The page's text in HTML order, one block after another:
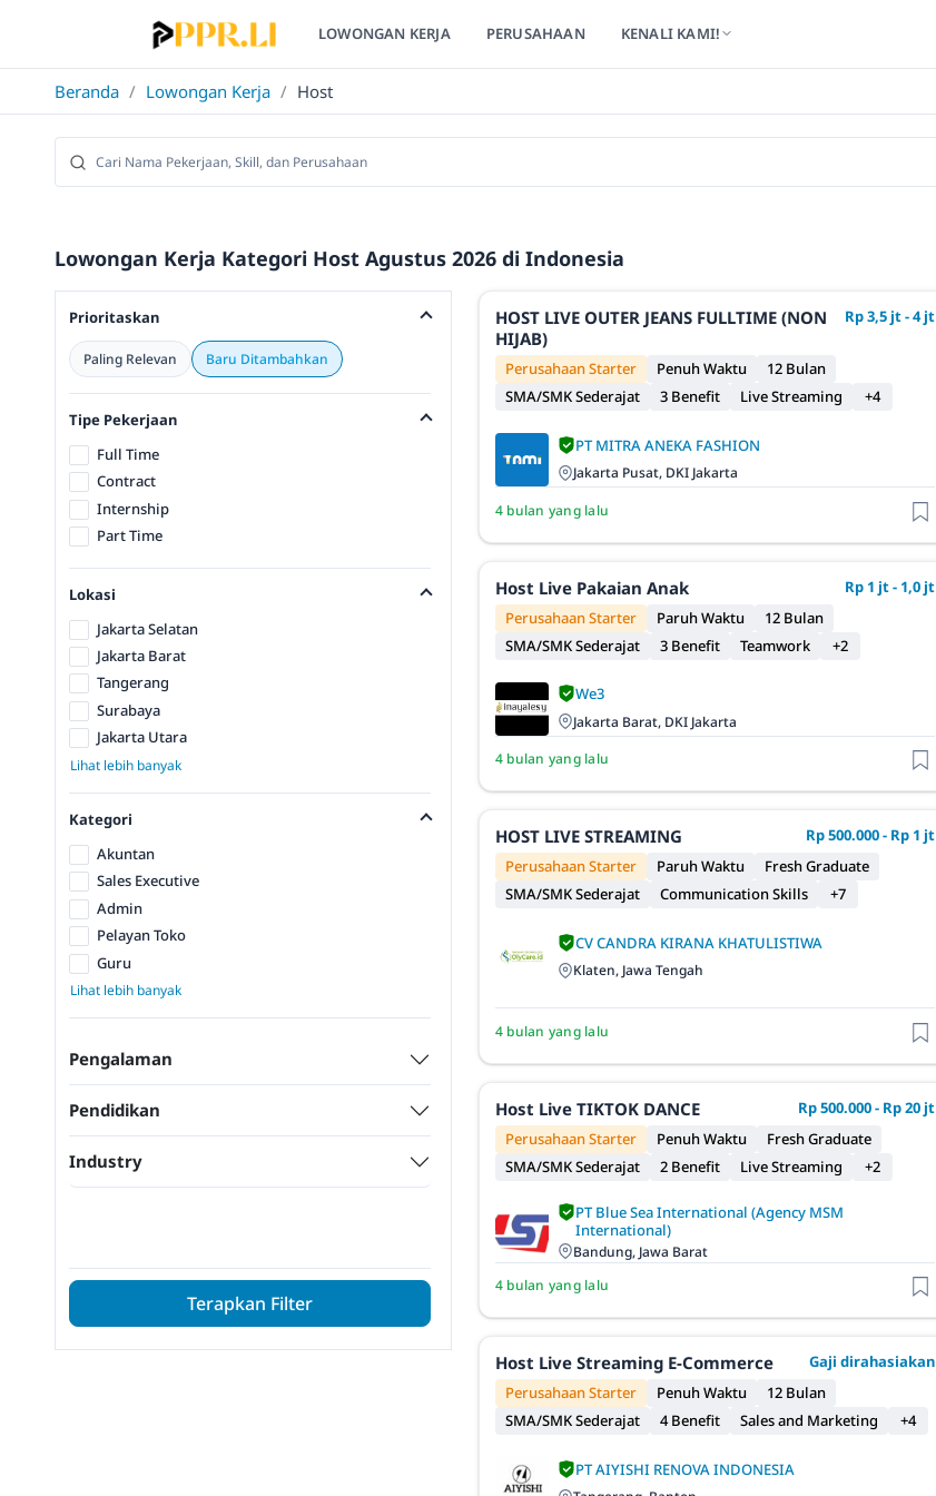
LOWONGAN KERJA PERUSAHAAN KENALI KAMI!
Beranda / Lowongan Kerja / Host
Lowongan Kerja Kategori Host Agustus 2026 di Indonesia
Prioritaskan
Paling Relevan Baru Ditambahkan
Tipe Pekerjaan
Full Time
Contract
Internship
Part Time
Lokasi
Jakarta Selatan
Jakarta Barat
Tangerang
Surabaya
Jakarta Utara
Lihat lebih banyak
Kategori
Akuntan
Sales Executive
Admin
Pelayan Toko
Guru
Lihat lebih banyak
Pengalaman
Pendidikan
Industry
Terapkan Filter
HOST LIVE OUTER JEANS FULLTIME (NON
HIJAB)
Rp 3,5 jt - 4 jt
Perusahaan Starter Penuh Waktu
12 Bulan
SMA/SMK Sederajat
3 Benefit Live Streaming +4
PT MITRA ANEKA FASHION
Jakarta Pusat, DKI Jakarta
4 bulan yang lalu
Host Live Pakaian Anak
Rp 1 jt - 1,0 jt
Perusahaan Starter
Paruh Waktu
12 Bulan
SMA/SMK Sederajat
3 Benefit Teamwork +2
We3
Jakarta Barat, DKI Jakarta
4 bulan yang lalu
HOST LIVE STREAMING
Rp 500.000 - Rp 1 jt
Perusahaan Starter
Paruh Waktu
Fresh Graduate
SMA/SMK Sederajat
Communication Skills +7
CV CANDRA KIRANA KHATULISTIWA
Klaten, Jawa Tengah
4 bulan yang lalu
Host Live TIKTOK DANCE
Rp 500.000 - Rp 20 jt
Perusahaan Starter
Penuh Waktu
Fresh Graduate
SMA/SMK Sederajat
2 Benefit Live Streaming +2
PT Blue Sea International (Agency MSM
International)
Bandung, Jawa Barat
4 bulan yang lalu
Host Live Streaming E-Commerce
Gaji dirahasiakan
Perusahaan Starter
Penuh Waktu
12 Bulan
SMA/SMK Sederajat
4 Benefit Sales and Marketing +4
PT AIYISHI RENOVA INDONESIA